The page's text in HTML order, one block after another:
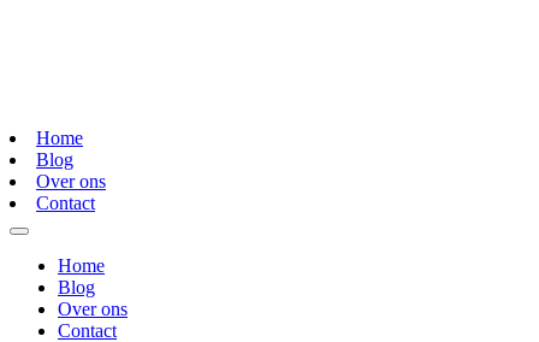
Home
Blog
Over ons
Contact
Home
Blog
Over ons
Contact